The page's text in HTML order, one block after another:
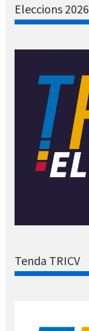
Eleccions 2026
Tenda TRICV